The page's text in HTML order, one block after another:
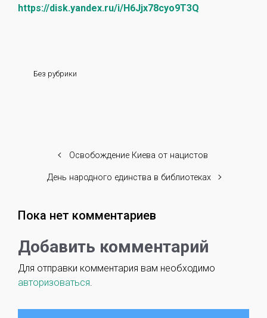
https://disk.yandex.ru/i/H6Jjx78cyo9T3Q
Без рубрики
Освобождение Киева от нацистов
День народного единства в библиотеках
Пока нет комментариев
Добавить комментарий
Для отправки комментария вам необходимо
авторизоваться.